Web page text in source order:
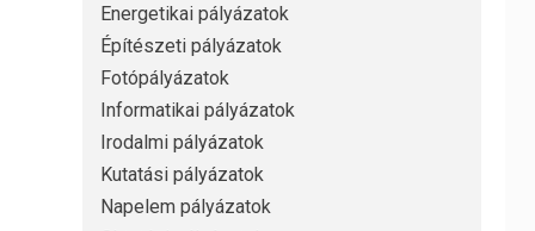
Energetikai pályázatok
Építészeti pályázatok
Fotópályázatok
Informatikai pályázatok
Irodalmi pályázatok
Kutatási pályázatok
Napelem pályázatok